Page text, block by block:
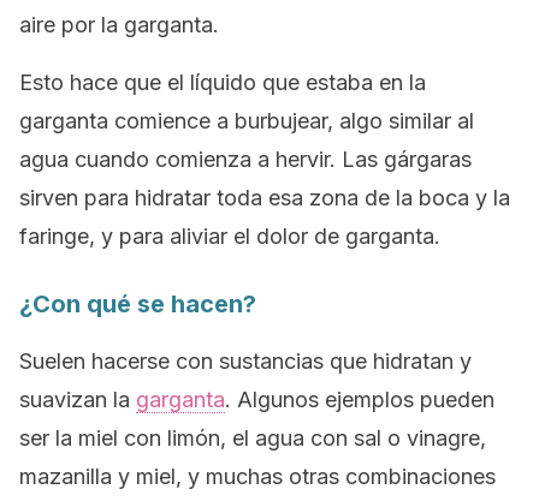
aire por la garganta.
Esto hace que el líquido que estaba en la
garganta comience a burbujear, algo similar al
agua cuando comienza a hervir. Las gárgaras
sirven para hidratar toda esa zona de la boca y la
faringe, y para aliviar el dolor de garganta.
¿Con qué se hacen?
Suelen hacerse con sustancias que hidratan y
suavizan la garganta. Algunos ejemplos pueden
ser la miel con limón, el agua con sal o vinagre,
mazanilla y miel, y muchas otras combinaciones